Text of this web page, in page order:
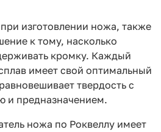
изготовлении ножа, также
к тому, насколько
кромку. Каждый
имеет свой оптимальный
твердость с
и предназначением.
ножа по Роквеллу имеет